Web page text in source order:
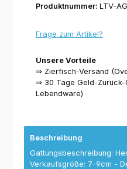
Produktnummer: LTV-
Frage zum Artikel?
Unsere Vorteile
⇒ Zierfisch-Versand
⇒ 30 Tage Geld-Zurück-
Lebendware)
Beschreibung
Gattungsbeschreibung:
Verkaufsgröße: 7-9cm -